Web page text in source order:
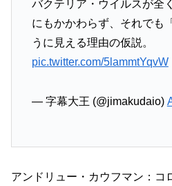
バクテリア・ウイルスが全
にもかかわらず、それでも
うに見える理由の仮説。
pic.twitter.com/5lammtYqvW
— 字幕大王 (@jimakudaio)
アンドリュー・カウフマン：コ